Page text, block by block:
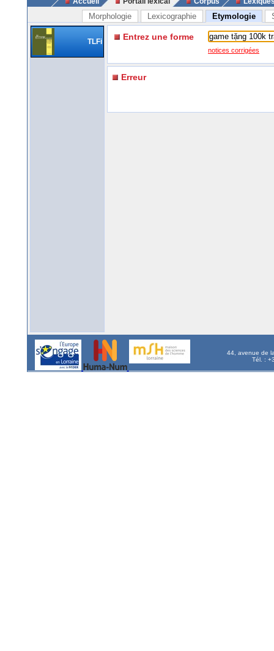
Morphologie Lexicographie Etymologie
TLFi Entrez une forme
notices corrigées
Erreur
44, avenue de
Tél. :